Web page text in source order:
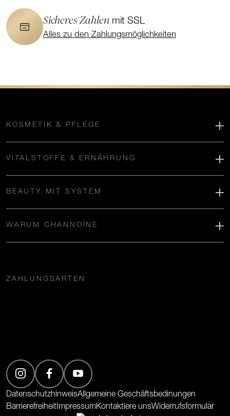
Sicheres Zahlen mit SSL
Alles zu den Zahlungsmöglichkeiten
KOSMETIK & PFLEGE
VITALSTOFFE & ERNÄHRUNG
BEAUTY MIT SYSTEM
WARUM CHANNOINE
ZAHLUNGSARTEN
DatenschutzhinweisAllgemeine Geschäftsbedinungen
BarrierefreiheitImpressumKontaktiere unsWiderrufsformular
(Öffnet in neuem Tab)
(Öffnet in neuem Tab)
(Öffnet in neuem Tab)